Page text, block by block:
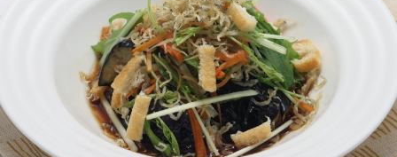
お酢ドリンク ぽん酢
みりん風・料理酒 鍋用調味料
キャンペーン情報
ブランド・スペシャルサイト
ブランド・スペシャルサイト トップ
商品ブランドサイト
Fibee（ファイビー）
企業情報